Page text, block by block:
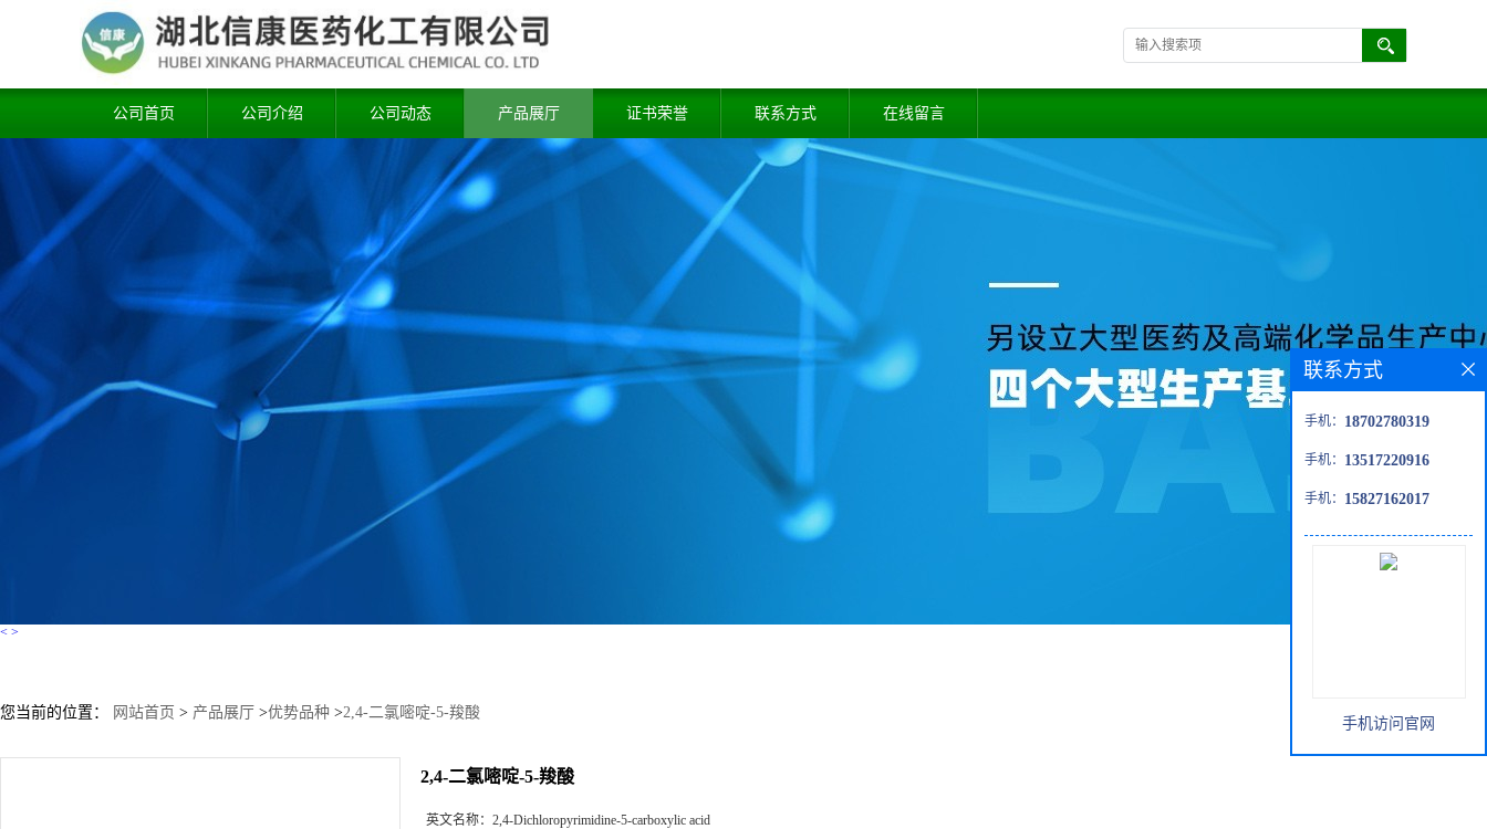
公司首页 公司介绍 公司动态 产品展厅 证书荣誉 联系方式 在线留言
< >
您当前的位置： 网站首页 > 产品展厅 >优势品种 >2,4-二氯嘧啶-5-羧酸
2,4-二氯嘧啶-5-羧酸
英文名称： 2,4-Dichloropyrimidine-5-carboxylic acid
联系方式
手机： 18702780319
手机： 13517220916
手机： 15827162017
手机访问官网